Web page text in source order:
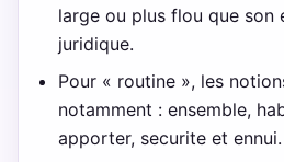
large ou plus flou que son
juridique.
Pour « routine », les
notamment : ensemble,
apporter, securite et ennui.